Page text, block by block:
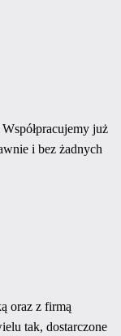
już
i bez żadnych
oraz z firmą
tak, dostarczone